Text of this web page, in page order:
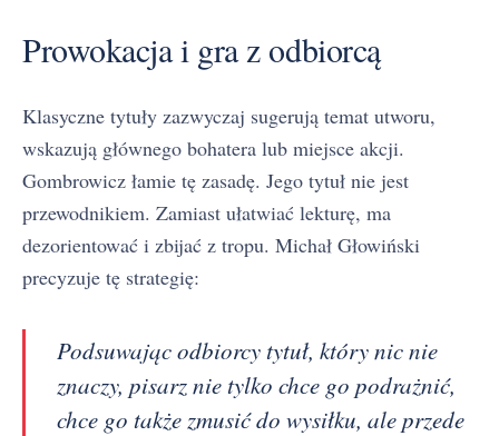
Prowokacja i gra z odbiorcą
Klasyczne tytuły zazwyczaj sugerują temat utworu,
wskazują głównego bohatera lub miejsce akcji.
Gombrowicz łamie tę zasadę. Jego tytuł nie jest
przewodnikiem. Zamiast ułatwiać lekturę, ma
dezorientować i zbijać z tropu. Michał Głowiński
precyzuje tę strategię:
Podsuwając odbiorcy tytuł, który nic nie
znaczy, pisarz nie tylko chce go podrażnić,
chce go także zmusić do wysiłku, ale przede